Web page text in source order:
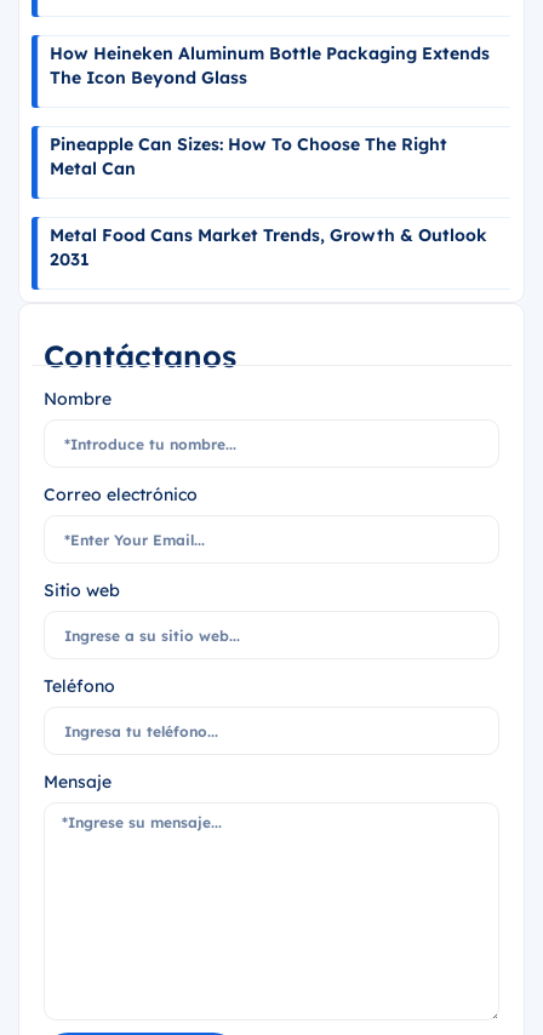
How Heineken Aluminum Bottle Packaging Extends
The Icon Beyond Glass
Pineapple Can Sizes: How To Choose The Right
Metal Can
Metal Food Cans Market Trends, Growth & Outlook
2031
Contáctanos
Nombre
Correo electrónico
Sitio web
Teléfono
Mensaje